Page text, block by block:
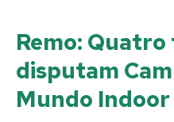
Remo:
disputam
Mundo Indoor